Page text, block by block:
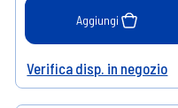
Aggiungi
Help
Verifica disp. in negozio